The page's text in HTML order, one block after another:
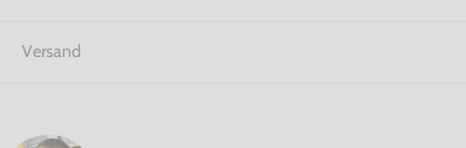
Versand